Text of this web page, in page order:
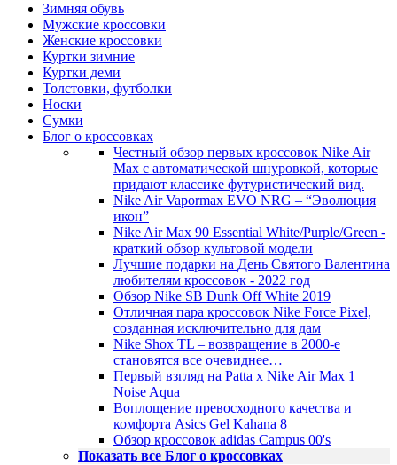
Зимняя обувь
Мужские кроссовки
Женские кроссовки
Куртки зимние
Куртки деми
Толстовки, футболки
Носки
Сумки
Блог о кроссовках
Честный обзор первых кроссовок Nike Air
Max с автоматической шнуровкой, которые
придают классике футуристический вид.
Nike Air Vapormax EVO NRG – “Эволюция
икон”
Nike Air Max 90 Essential White/Purple/Green -
краткий обзор культовой модели
Лучшие подарки на День Святого Валентина
любителям кроссовок - 2022 год
Обзор Nike SB Dunk Off White 2019
Отличная пара кроссовок Nike Force Pixel,
созданная исключительно для дам
Nike Shox TL – возвращение в 2000-е
становятся все очевиднее…
Первый взгляд на Patta x Nike Air Max 1
Noise Aqua
Воплощение превосходного качества и
комфорта Asics Gel Kahana 8
Обзор кроссовок adidas Campus 00's
Показать все Блог о кроссовках